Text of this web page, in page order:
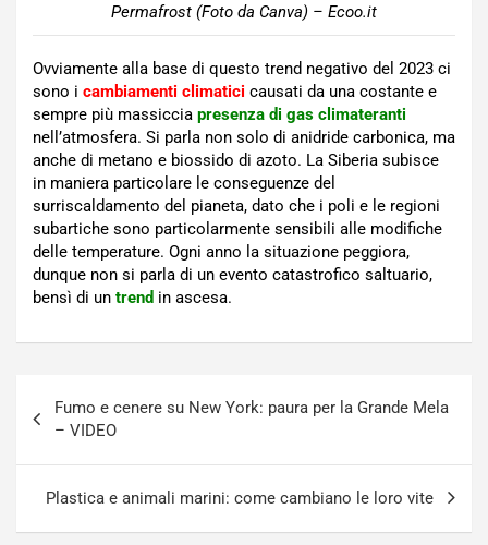
Permafrost (Foto da Canva) – Ecoo.it
Ovviamente alla base di questo trend negativo del 2023 ci
sono i cambiamenti climatici causati da una costante e
sempre più massiccia presenza di gas climateranti
nell’atmosfera. Si parla non solo di anidride carbonica, ma
anche di metano e biossido di azoto. La Siberia subisce
in maniera particolare le conseguenze del
surriscaldamento del pianeta, dato che i poli e le regioni
subartiche sono particolarmente sensibili alle modifiche
delle temperature. Ogni anno la situazione peggiora,
dunque non si parla di un evento catastrofico saltuario,
bensì di un trend in ascesa.
articoli
Fumo e cenere su New York: paura per la Grande Mela
– VIDEO
Plastica e animali marini: come cambiano le loro vite